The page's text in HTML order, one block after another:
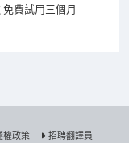
費試用三個月
權政策 招聘翻譯員